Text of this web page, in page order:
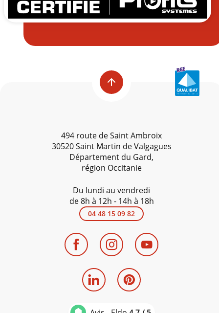
494 route de Saint Ambroix
30520 Saint Martin de Valgagues
Département du Gard,
région Occitanie
Du lundi au vendredi
de 8h à 12h - 14h à 18h
04 48 15 09 82